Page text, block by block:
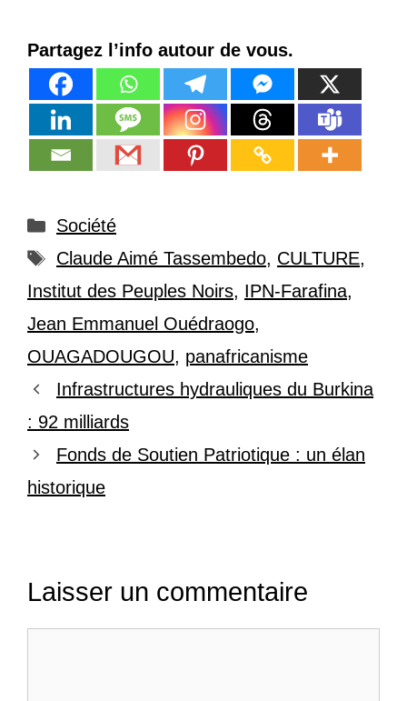
Partagez l’info autour de vous.
Catégories
Société
Étiquettes
Claude Aimé Tassembedo, CULTURE,
Institut des Peuples Noirs, IPN-Farafina,
Jean Emmanuel Ouédraogo,
OUAGADOUGOU, panafricanisme
Infrastructures hydrauliques du Burkina
: 92 milliards
Fonds de Soutien Patriotique : un élan
historique
Laisser un commentaire